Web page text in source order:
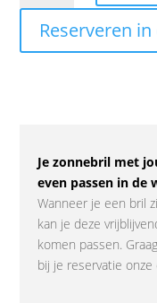
Silver
Black
aantal
Reserveren
Je zonnebril met
even passen in de
Wanneer je een bril
kan je deze
komen passen.
bij je reservatie onze